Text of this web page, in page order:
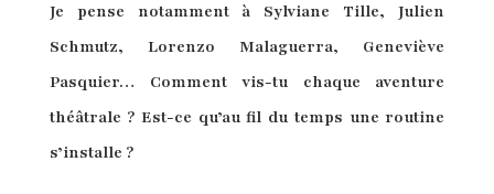
Je pense notamment à Sylviane Tille, Julien
Schmutz, Lorenzo Malaguerra, Geneviève
Pasquier… Comment vis-tu chaque aventure
théâtrale ? Est-ce qu’au fil du temps une routine
s’installe ?